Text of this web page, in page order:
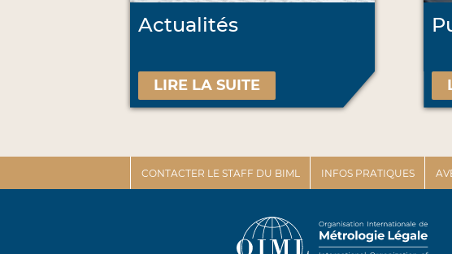
Actualités
LIRE LA SUITE
CONTACTER LE STAFF DU BIML INFOS PRATIQUES